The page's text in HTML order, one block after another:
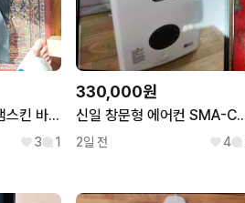
발망 h&m 양 가죽 램스킨 바이커진
3 1
330,000원
신일 창문형 에어컨
2일 전 4